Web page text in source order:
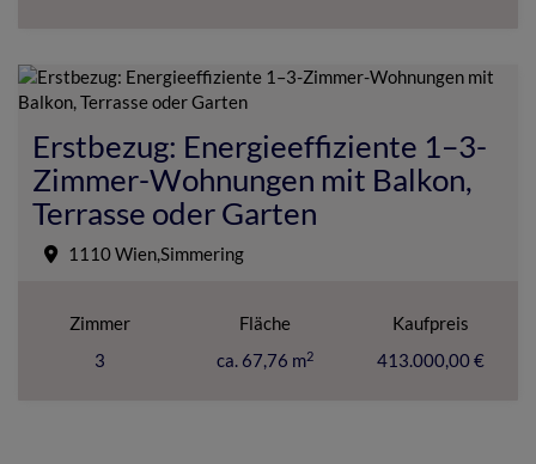
Erstbezug: Energieeffiziente 1–3-
Zimmer-Wohnungen mit Balkon,
Terrasse oder Garten
1110 Wien,Simmering
Zimmer
3
Fläche
ca. 67,76 m2
Kaufpreis
413.000,00 €